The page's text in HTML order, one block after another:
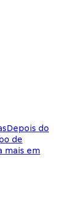
Depois do
de
mais em